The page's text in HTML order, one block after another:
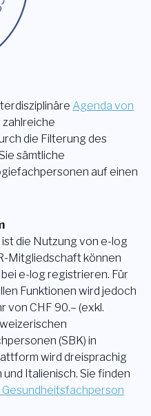
Agenda von
zahlreiche
die Filterung des
sämtliche
auf einen
die Nutzung von e-log
Mitgliedschaft können
e-log registrieren. Für
Funktionen wird jedoch
von CHF 90.– (exkl.
(SBK) in
wird dreisprachig
Italienisch. Sie finden